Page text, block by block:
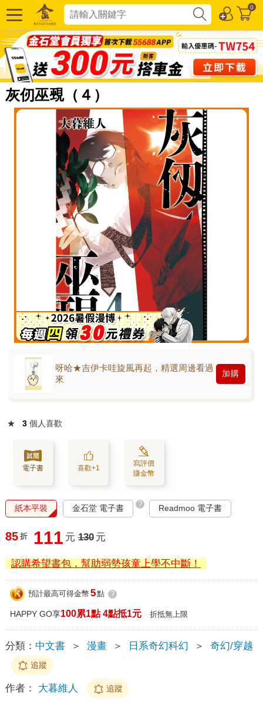
0
灰仞巫覡（４）
呀哈★吉伊卡哇旋風再起，精選周邊看過
來
加購
★ 3 個人喜歡
電子書 喜歡+1
寫評價
賺金幣
紙本平裝 金石堂 電子書 ? Readmoo 電子書
85 折 111 元 130 元
認購希望書包，幫助弱勢孩童上學不中斷！
預計最高可得金幣 5點 ?
HAPPY GO享100累1點 4點抵1元 折抵無上限
分類： 中文書 ＞ 漫畫 ＞ 日系奇幻科幻 ＞ 奇幻/穿越
追蹤
作者： 大暮維人 追蹤